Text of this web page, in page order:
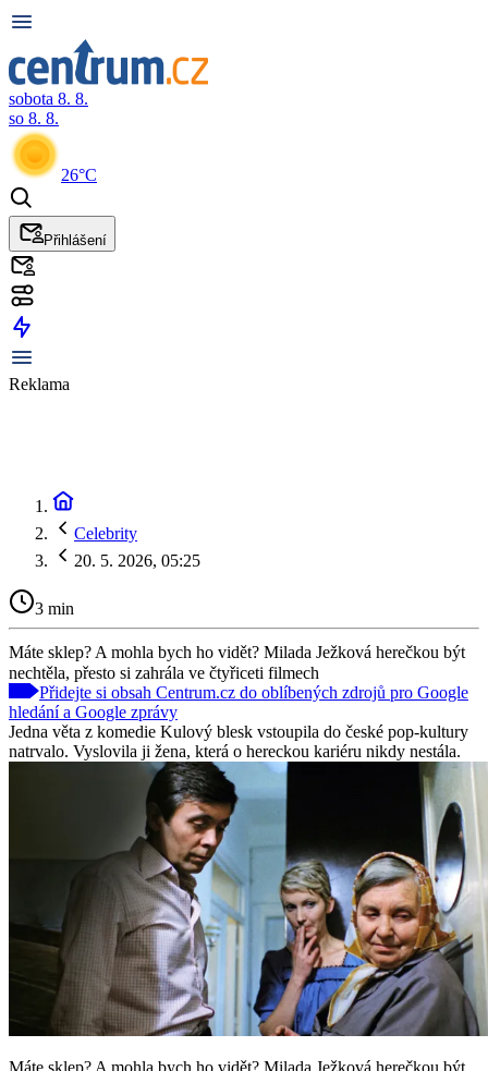
sobota 8. 8.
so 8. 8.
26°C
Přihlášení
Reklama
Celebrity
20. 5. 2026, 05:25
3 min
Máte sklep? A mohla bych ho vidět? Milada Ježková herečkou být
nechtěla, přesto si zahrála ve čtyřiceti filmech
Přidejte si obsah Centrum.cz do oblíbených zdrojů pro Google
hledání a Google zprávy
Jedna věta z komedie Kulový blesk vstoupila do české pop-kultury
natrvalo. Vyslovila ji žena, která o hereckou kariéru nikdy nestála.
Máte sklep? A mohla bych ho vidět? Milada Ježková herečkou být